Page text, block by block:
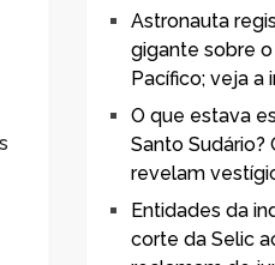
Astronauta
gigante sobre
Pacífico; veja a
O que estava
Santo Sudário?
revelam
Entidades da
corte da Selic